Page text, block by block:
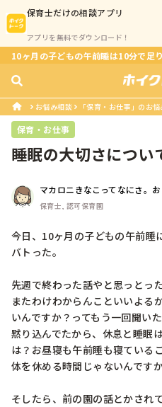
保育士だけの相談アプリ
アプリを無料でダウンロード！
10ヶ月の子どもの午前睡は10分で足
お悩み相談 「保育・お仕事」のお
保育・お仕事
睡眠の大切さについ
マカロニきなこってなにさ。
保育士, 認可保育園
今日、10ヶ月の子どもの午前睡
バトった。
先週で終わった話やと思っとった
またわけわからんこといいよる
いんですか？ってもう一回聞いた
黙り込んでたから、休息と睡眠
は？お昼寝も午前睡も寝ている
体を休める時間じゃないんです
そしたら、前の園の話とかされ